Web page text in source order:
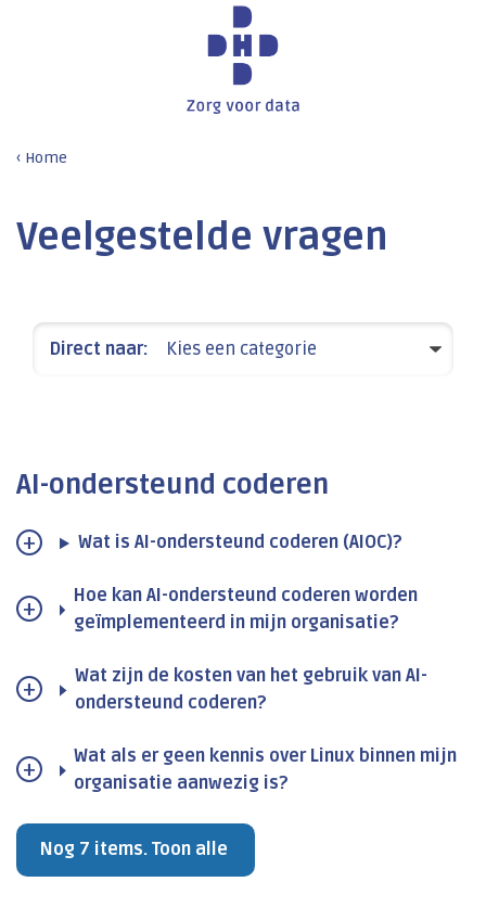
Home
Veelgestelde vragen
Direct naar: Kies een categorie
AI-ondersteund coderen
Wat is AI-ondersteund coderen (AIOC)?
Hoe kan AI-ondersteund coderen worden
geïmplementeerd in mijn organisatie?
Wat zijn de kosten van het gebruik van AI-
ondersteund coderen?
Wat als er geen kennis over Linux binnen mijn
organisatie aanwezig is?
Nog 7 items. Toon alle